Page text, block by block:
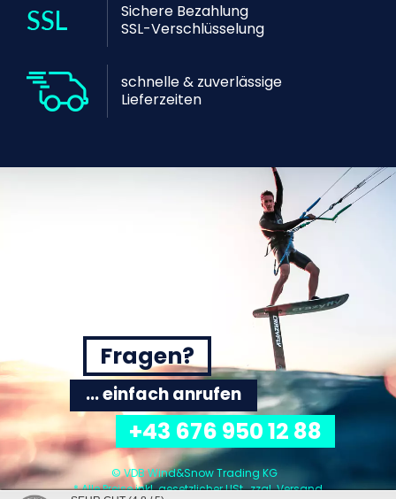
Sichere Bezahlung
SSL-Verschlüsselung
schnelle & zuverlässige
Lieferzeiten
© VDB Wind&Snow Trading KG
* Alle Preise inkl. gesetzlicher USt., zzgl.Versand
Fragen?
... einfach anrufen
+43 676 950 12 88